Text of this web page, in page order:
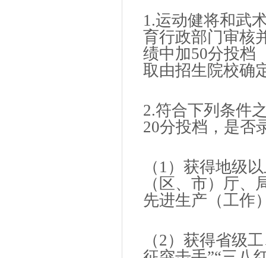
1.运动健将和武
育行政部门审核
绩中加50分投档
取由招生院校确
2.符合下列条件
20分投档，是否
（1）获得地级
（区、市）厅
先进生产（工作
（2）获得省级